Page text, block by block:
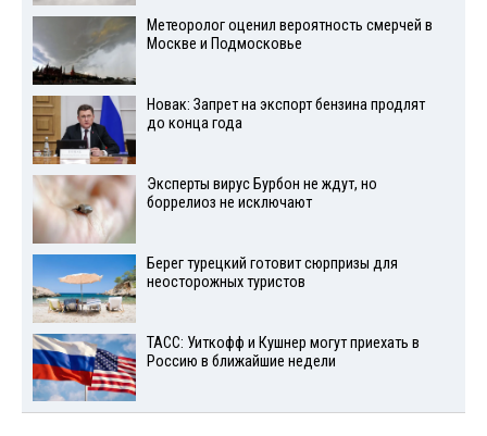
Метеоролог оценил вероятность смерчей в
Москве и Подмосковье
Новак: Запрет на экспорт бензина продлят
до конца года
Эксперты вирус Бурбон не ждут, но
боррелиоз не исключают
Берег турецкий готовит сюрпризы для
неосторожных туристов
ТАСС: Уиткофф и Кушнер могут приехать в
Россию в ближайшие недели